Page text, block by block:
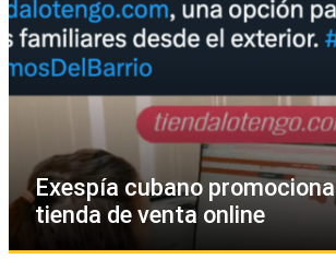
Exespía cubano promociona
tienda de venta online